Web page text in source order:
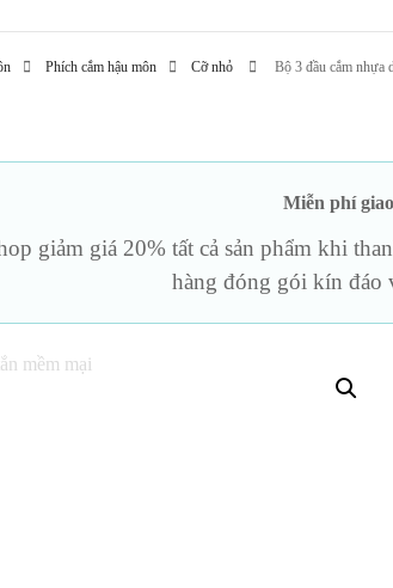
Dương vật giả
Phích cắm hậu môn Cỡ nhỏ Bộ 3 đầu cắm nhựa
Miễn phí
giảm giá 20% tất cả sản phẩm khi
hàng đóng gói kín đáo